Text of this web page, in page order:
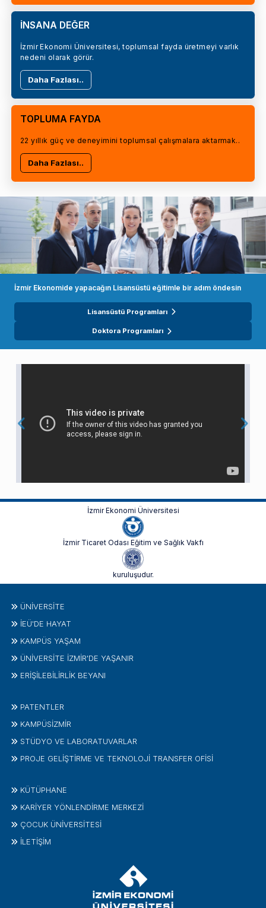
İNSANA DEĞER
İzmir Ekonomi Üniversitesi, toplumsal fayda üretmeyi varlık
nedeni olarak görür.
Daha Fazlası..
TOPLUMA FAYDA
22 yıllık güç ve deneyimini toplumsal çalışmalara aktarmak..
Daha Fazlası..
İzmir Ekonomide yapacağın Lisansüstü eğitimle bir adım öndesin
Lisansüstü Programları
Doktora Programları
İzmir Ekonomi Üniversitesi
İzmir Ticaret Odası Eğitim ve Sağlık Vakfı
kuruluşudur.
ÜNIVERSITE
İEÜ'DE HAYAT
KAMPÜS YAŞAM
ÜNİVERSİTE İZMİR'DE YAŞANIR
ERİŞİLEBİLİRLİK BEYANI
PATENTLER
KAMPÜSİZMIR
STÜDYO VE LABORATUVARLAR
PROJE GELIŞTIRME VE TEKNOLOJI TRANSFER OFISI
KÜTÜPHANE
KARİYER YÖNLENDİRME MERKEZİ
ÇOCUK ÜNIVERSITESI
İLETIŞIM